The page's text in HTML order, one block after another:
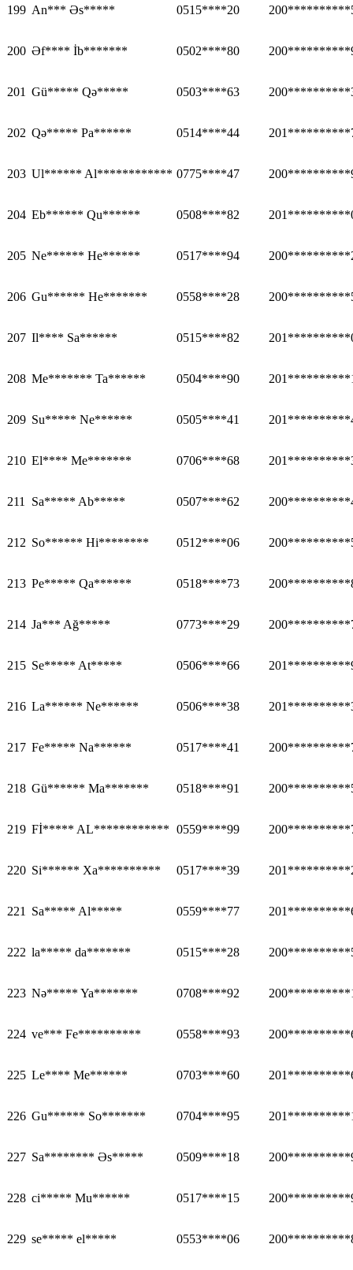
199 An*** Əs***** 0515****20
200 Əf**** İb******* 0502****80
201 Gü***** Qə***** 0503****63
202 Qə***** Pa****** 0514****44
203 Ul****** Al************ 0775****47
204 Eb****** Qu****** 0508****82
205 Ne****** He****** 0517****94
206 Gu****** He******* 0558****28
207 Il**** Sa****** 0515****82
208 Me******* Ta****** 0504****90
209 Su***** Ne****** 0505****41
210 El**** Me******* 0706****68
211 Sa***** Ab***** 0507****62
212 So****** Hi******** 0512****06
213 Pe***** Qa****** 0518****73
214 Ja*** Ağ***** 0773****29
215 Se***** At***** 0506****66
216 La****** Ne****** 0506****38
217 Fe***** Na****** 0517****41
218 Gü****** Ma******* 0518****91
219 Fİ***** AL************ 0559****99
220 Si****** Xa********** 0517****39
221 Sa***** Al***** 0559****77
222 la***** da******* 0515****28
223 Nə***** Ya******* 0708****92
224 ve*** Fe********** 0558****93
225 Le**** Me****** 0703****60
226 Gu****** So******* 0704****95
227 Sa******** Əs***** 0509****18
228 ci***** Mu****** 0517****15
229 se***** el***** 0553****06